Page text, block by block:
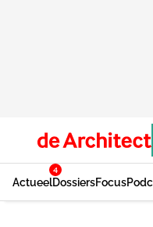
Actueel
4
DossiersFocus